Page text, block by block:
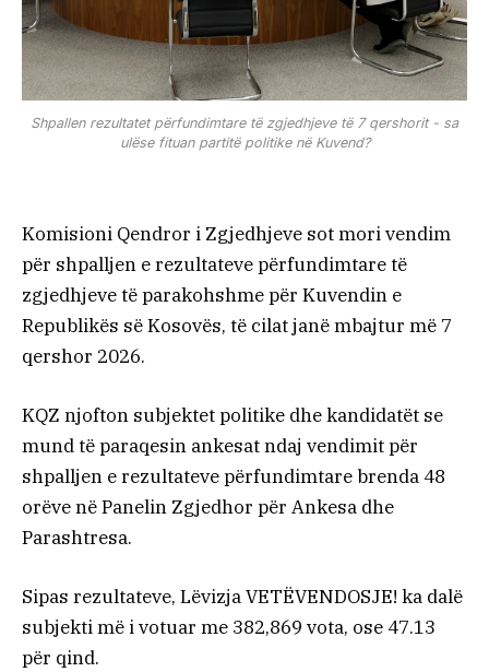
Shpallen rezultatet përfundimtare të zgjedhjeve të 7 qershorit - sa
ulëse fituan partitë politike në Kuvend?
Komisioni Qendror i Zgjedhjeve sot mori vendim
për shpalljen e rezultateve përfundimtare të
zgjedhjeve të parakohshme për Kuvendin e
Republikës së Kosovës, të cilat janë mbajtur më 7
qershor 2026.
KQZ njofton subjektet politike dhe kandidatët se
mund të paraqesin ankesat ndaj vendimit për
shpalljen e rezultateve përfundimtare brenda 48
orëve në Panelin Zgjedhor për Ankesa dhe
Parashtresa.
Sipas rezultateve, Lëvizja VETËVENDOSJE! ka dalë
subjekti më i votuar me 382,869 vota, ose 47.13
për qind.